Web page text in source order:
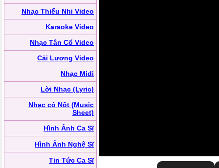
Nhạc Thiếu Nhi Video
Karaoke Video
Nhạc Tân Cổ Video
Cải Lương Video
Nhạc Midi
Lời Nhạc (Lyric)
Nhạc có Nốt (Music
Sheet)
Hình Ảnh Ca Sĩ
Hình Ảnh Nghệ Sĩ
Tin Tức Ca Sĩ